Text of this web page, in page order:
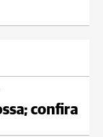
confira